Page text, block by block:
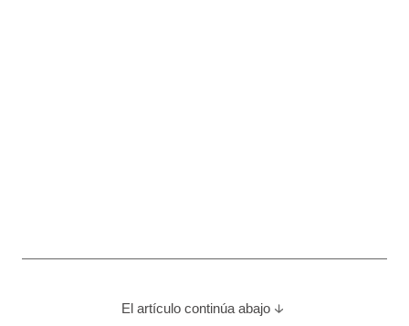
El artículo continúa abajo